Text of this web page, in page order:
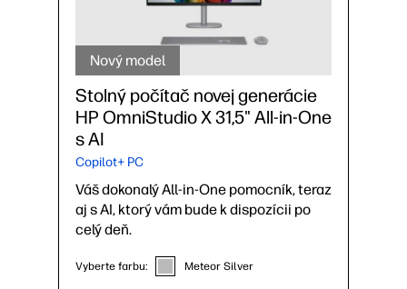
Nový model
Stolný počítač novej generácie
HP OmniStudio X 31,5" All-in-One
s AI
Copilot+ PC
Váš dokonalý All-in-One pomocník, teraz
aj s AI, ktorý vám bude k dispozícii po
celý deň.
Vyberte farbu: Meteor Silver